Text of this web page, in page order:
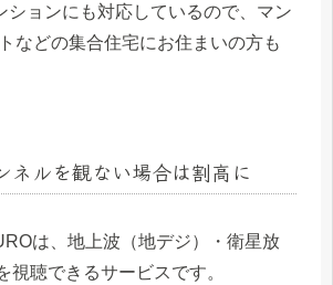
ションにも対応しているので、マン
などの集合住宅にお住まいの方も
ネルを観ない場合は割高に
は、地上波（地デジ）・衛星放
視聴できるサービスです。